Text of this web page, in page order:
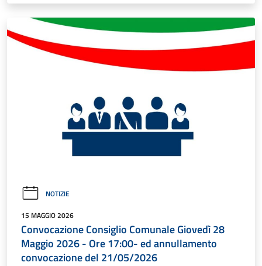
NOTIZIE
15 MAGGIO 2026
Convocazione Consiglio Comunale Giovedì 28
Maggio 2026 - Ore 17:00- ed annullamento
convocazione del 21/05/2026